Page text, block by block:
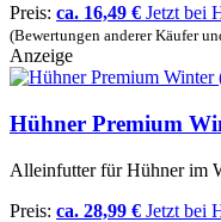
Preis: ca. 16,49 € Jetzt bei
(Bewertungen anderer Käufer
Anzeige
Hühner Premium
Alleinfutter für Hühner im
Preis: ca. 28,99 € Jetzt bei